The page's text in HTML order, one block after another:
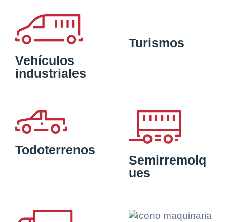
Vehículos
industriales
Turismos
Todoterrenos
Semirremolq
ues